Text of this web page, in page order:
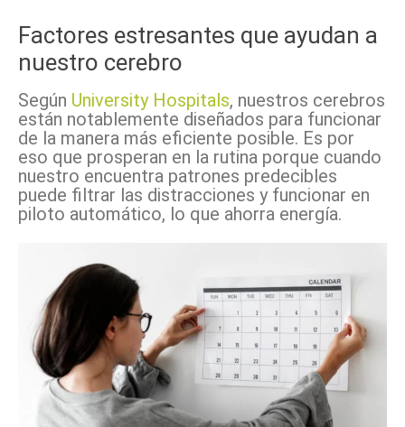
Factores estresantes que ayudan a
nuestro cerebro
Según University Hospitals, nuestros cerebros
están notablemente diseñados para funcionar
de la manera más eficiente posible. Es por
eso que prosperan en la rutina porque cuando
nuestro encuentra patrones predecibles
puede filtrar las distracciones y funcionar en
piloto automático, lo que ahorra energía.